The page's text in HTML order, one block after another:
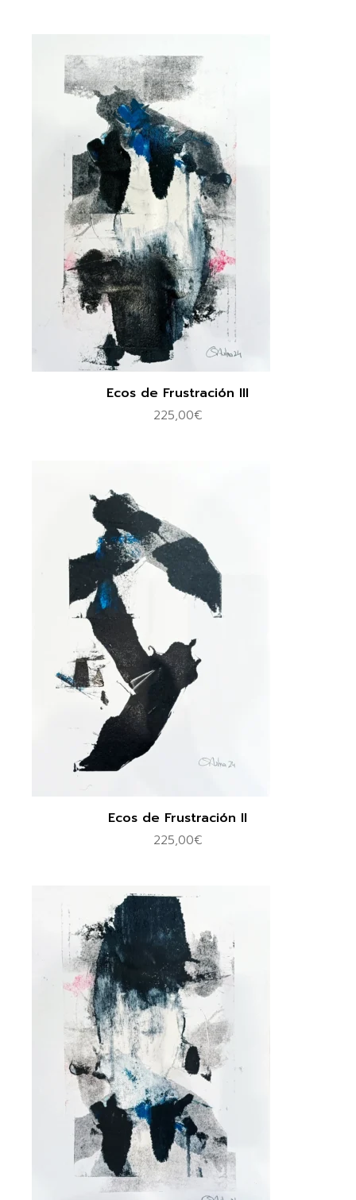
Ecos de Frustración III
225,00€
Ecos de Frustración II
225,00€